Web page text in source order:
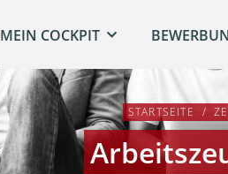
MEIN COCKPIT
STARTSEITE